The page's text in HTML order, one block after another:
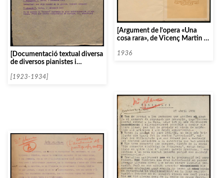
[Documentació textual diversa
de diversos pianistes i
la lletra P]
[1923-1934]
[Argument de l’opera «Una
cosa rara», de Vicenç Martin i
1936